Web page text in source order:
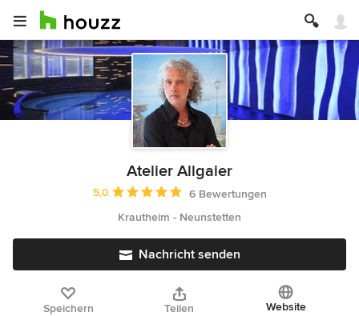
Atelier Allgaier
Durchschnittliche Bewertung: 5 von 5 Sternen
5,0
6 Bewertungen
Krautheim - Neunstetten
Nachricht senden
Speichern Teilen Website